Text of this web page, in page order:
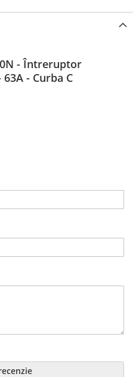
- Întreruptor
- Curba C